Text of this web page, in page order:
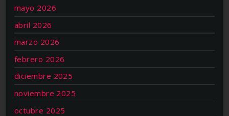
mayo 2026
abril 2026
marzo 2026
febrero 2026
diciembre 2025
noviembre 2025
octubre 2025